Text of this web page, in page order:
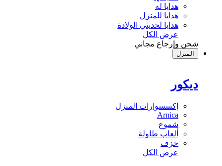
هدايا له
هدايا للمنزل
هدايا لحديثي الولادة
عرض الكل
شحن وإرجاع مجاني
المنزل
ديكور
إكسسوارات المنزل
Arnica
شموع
ألعاب طاولة
خزف
عرض الكل